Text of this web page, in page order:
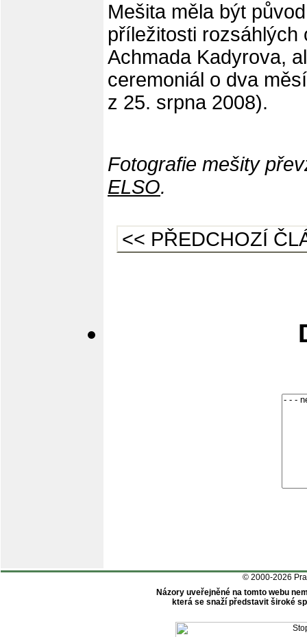
Mešita měla být
příležitosti rozsáhlých
Achmada Kadyrova,
ceremoniál o dva
z 25. srpna 2008).
Fotografie mešity
ELSO.
<< PŘEDCHOZÍ
© 2000-2026
Názory uveřejněné na tomto webu
která se snaží představit široké